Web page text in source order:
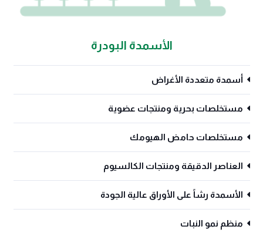
الأسمدة البودرة
أسمدة متعددة الأغراض
مستخلصات بحرية ومنتجات عضوية
مستخلصات حامض الهيومك
العناصر الدقيقة ومنتجات الكالسيوم
الأسمدة رشاً على الأوراق عالية الجودة
منظم نمو النبات